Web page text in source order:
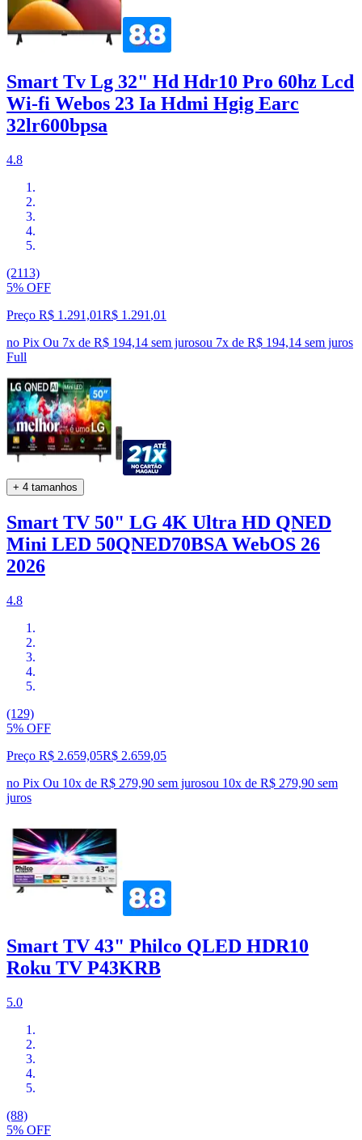
Smart Tv Lg 32" Hd Hdr10 Pro 60hz Lcd
Wi-fi Webos 23 Ia Hdmi Hgig Earc
32lr600bpsa
4.8
(2113)
5% OFF
Preço R$ 1.291,01R$ 1.291 ,01
no Pix Ou 7x de R$ 194,14 sem jurosou 7x de R$ 194,14 sem juros
Full
+ 4 tamanhos
Smart TV 50" LG 4K Ultra HD QNED
Mini LED 50QNED70BSA WebOS 26
2026
4.8
(129)
5% OFF
Preço R$ 2.659,05R$ 2.659,05
no Pix Ou 10x de R$ 279,90 sem jurosou 10x de R$ 279,90 sem
juros
Smart TV 43" Philco QLED HDR10
Roku TV P43KRB
5.0
(88)
5% OFF